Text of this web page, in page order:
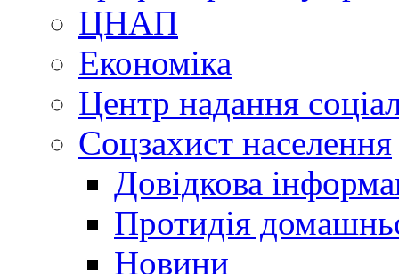
ЦНАП
Економіка
Центр надання
Соцзахист населення
Довідкова
Протидія
Новини